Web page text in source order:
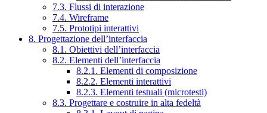
7.3. Flussi di interazione
7.4. Wireframe
7.5. Prototipi interattivi
8. Progettazione dell’interfaccia
8.1. Obiettivi dell’interfaccia
8.2. Elementi dell’interfaccia
8.2.1. Elementi di composizione
8.2.2. Elementi interattivi
8.2.3. Elementi testuali (microtesti)
8.3. Progettare e costruire in alta fedeltà